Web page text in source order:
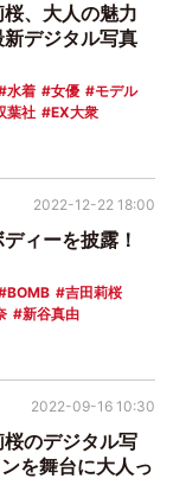
、大人の魅力
デジタル写真
水着 女優
モデル
葉社
EX大衆
ィーを披露！
BOMB
吉田莉桜
新谷真由
2022-12-22 18:00
のデジタル写
を舞台に大人っ
2022-09-16 10:30